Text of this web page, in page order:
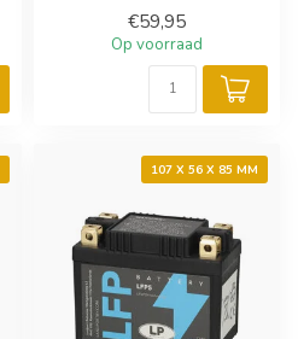
€59,95
Op voorraad
107 X 56 X 85 MM